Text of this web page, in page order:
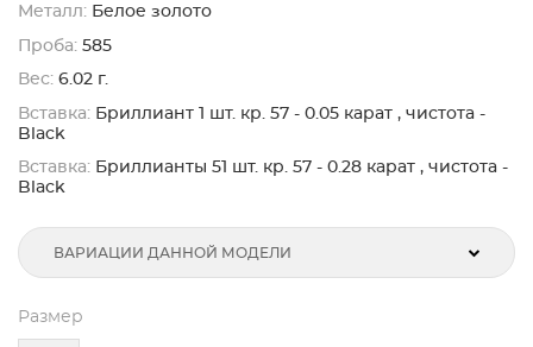
Металл: Белое золото
Проба: 585
Вес: 6.02 г.
Вставка: Бриллиант 1 шт. кр. 57 - 0.05 карат , чистота -
Black
Вставка: Бриллианты 51 шт. кр. 57 - 0.28 карат , чистота -
Black
ВАРИАЦИИ ДАННОЙ МОДЕЛИ
Размер